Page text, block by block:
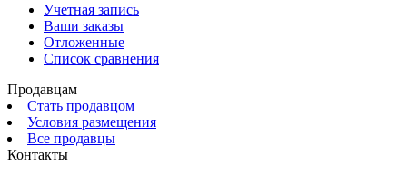
Учетная запись
Ваши заказы
Отложенные
Список сравнения
Продавцам
Стать продавцом
Условия размещения
Все продавцы
Контакты